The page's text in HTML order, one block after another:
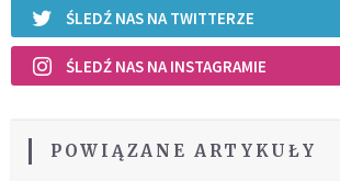
ŚLEDŹ NAS NA TWITTERZE
ŚLEDŹ NAS NA INSTAGRAMIE
POWIĄZANE ARTYKUŁY